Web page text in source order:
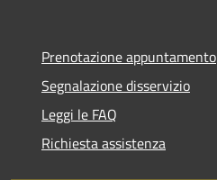
Prenotazione appuntamento
Segnalazione disservizio
Leggi le FAQ
Richiesta assistenza